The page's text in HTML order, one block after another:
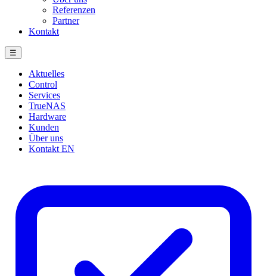
Referenzen
Partner
Kontakt
☰
Aktuelles
Control
Services
TrueNAS
Hardware
Kunden
Über uns
Kontakt EN